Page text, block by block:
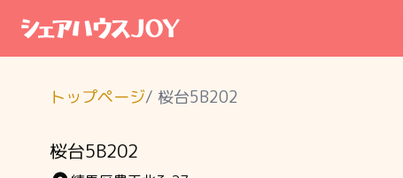
トップページ/ 桜台5B202
桜台5B202